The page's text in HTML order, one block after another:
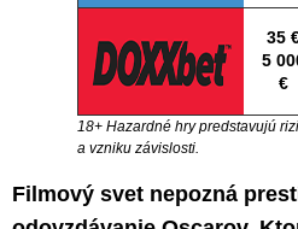
35
5
€
18+ Hazardné hry predstavujú
a vzniku závislosti.
Filmový svet nepozná